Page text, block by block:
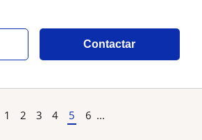
Contactar
1 2 3 4 5 6 ...